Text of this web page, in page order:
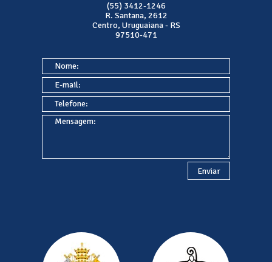
(55) 3412-1246
R. Santana, 2612
Centro, Uruguaiana - RS
97510-471